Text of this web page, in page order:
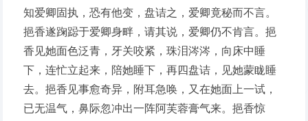
知爱卿固执，恐有他变，盘诘之，爱卿竟秘而不言。
挹香遂踘跽于爱卿身畔，请其说，爱卿仍不肯言。挹
香见她面色泛青，牙关咬紧，珠泪涔涔，向床中睡
下，连忙立起来，陪她睡下，再四盘诘，见她蒙眬睡
去。挹香见事愈奇异，附耳急唤，又在她面上一试，
已无温气，鼻际忽冲出一阵阿芙蓉膏气来。挹香惊